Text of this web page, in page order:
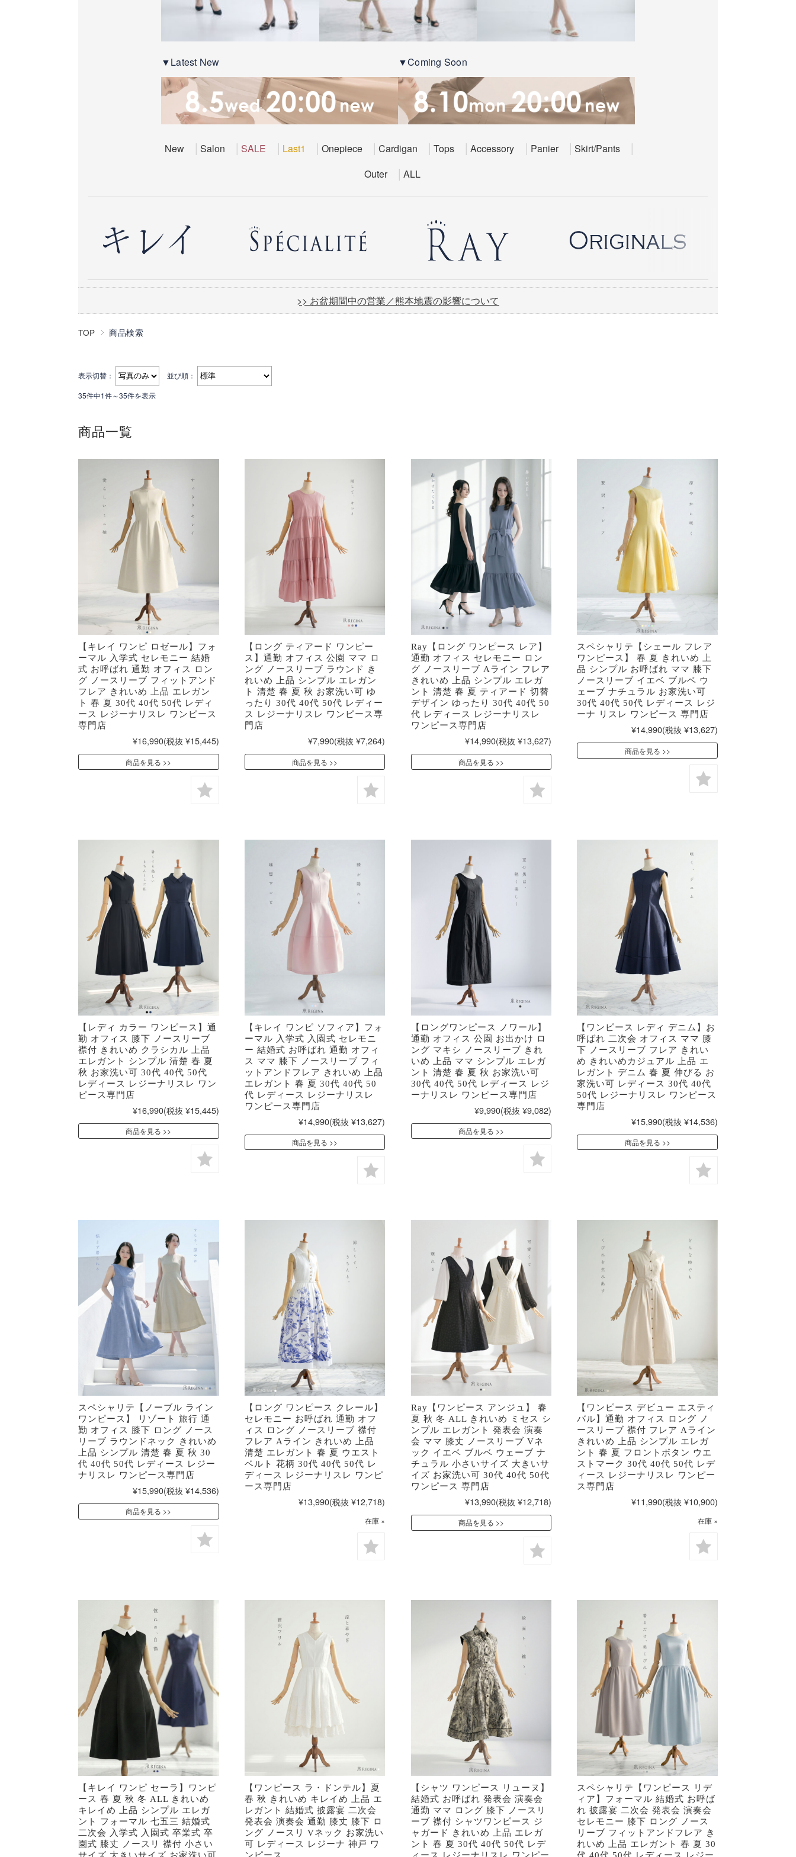
▼Latest New ▼Coming Soon
New Salon SALE Last1 Onepiece Cardigan Tops Accessory Panier
Skirt/Pants
Outer
ALL
>> お盆期間中の営業／熊本地震の影響について
TOP 商品検索
表示切替：
並び順：
35件中1件～35件を表示
商品一覧
【キレイ ワンピ ロゼール】フォ
ーマル 入学式 セレモニー 結婚
式 お呼ばれ 通勤 オフィス ロン
グ ノースリーブ フィットアンド
フレア きれいめ 上品 エレガン
ト 春 夏 30代 40代 50代 レディ
ース レジーナリスレ ワンピース
専門店
¥16,990(税抜 ¥15,445)
商品を見る
【ロング ティアード ワンピー
ス】通勤 オフィス 公園 ママ ロ
ング ノースリーブ ラウンド き
れいめ 上品 シンプル エレガン
ト 清楚 春 夏 秋 お家洗い可 ゆ
ったり 30代 40代 50代 レディー
ス レジーナリスレ ワンピース専
門店
¥7,990(税抜 ¥7,264)
商品を見る
Ray【ロング ワンピース レア】
通勤 オフィス セレモニー ロン
グ ノースリーブ Aライン フレア
きれいめ 上品 シンプル エレガ
ント 清楚 春 夏 ティアード 切替
デザイン ゆったり 30代 40代 50
代 レディース レジーナリスレ
ワンピース専門店
¥14,990(税抜 ¥13,627)
商品を見る
スペシャリテ【シェール フレア
ワンピース】 春 夏 きれいめ 上
品 シンプル お呼ばれ ママ 膝下
ノースリーブ イエベ ブルベ ウ
ェーブ ナチュラル お家洗い可
30代 40代 50代 レディース レジ
ーナ リスレ ワンピース 専門店
¥14,990(税抜 ¥13,627)
商品を見る
【レディ カラー ワンピース】通
勤 オフィス 膝下 ノースリーブ
襟付 きれいめ クラシカル 上品
エレガント シンプル 清楚 春 夏
秋 お家洗い可 30代 40代 50代
レディース レジーナリスレ ワン
ピース専門店
¥16,990(税抜 ¥15,445)
商品を見る
【キレイ ワンピ ソフィア】フォ
ーマル 入学式 入園式 セレモニ
ー 結婚式 お呼ばれ 通勤 オフィ
ス ママ 膝下 ノースリーブ フィ
ットアンドフレア きれいめ 上品
エレガント 春 夏 30代 40代 50
代 レディース レジーナリスレ
ワンピース専門店
¥14,990(税抜 ¥13,627)
商品を見る
【ロングワンピース ノワール】
通勤 オフィス 公園 お出かけ ロ
ング マキシ ノースリーブ きれ
いめ 上品 ママ シンプル エレガ
ント 清楚 春 夏 秋 お家洗い可
30代 40代 50代 レディース レジ
ーナリスレ ワンピース専門店
¥9,990(税抜 ¥9,082)
商品を見る
【ワンピース レディ デニム】お
呼ばれ 二次会 オフィス ママ 膝
下 ノースリーブ フレア きれい
め きれいめカジュアル 上品 エ
レガント デニム 春 夏 伸びる お
家洗い可 レディース 30代 40代
50代 レジーナリスレ ワンピース
専門店
¥15,990(税抜 ¥14,536)
商品を見る
スペシャリテ【ノーブル ライン
ワンピース】 リゾート 旅行 通
勤 オフィス 膝下 ロング ノース
リーブ ラウンドネック きれいめ
上品 シンプル 清楚 春 夏 秋 30
代 40代 50代 レディース レジー
ナリスレ ワンピース専門店
¥15,990(税抜 ¥14,536)
商品を見る
【ロング ワンピース クレール】
セレモニー お呼ばれ 通勤 オフ
ィス ロング ノースリーブ 襟付
フレア Aライン きれいめ 上品
清楚 エレガント 春 夏 ウエスト
ベルト 花柄 30代 40代 50代 レ
ディース レジーナリスレ ワンピ
ース専門店
¥13,990(税抜 ¥12,718)
在庫 ×
Ray【ワンピース アンジュ】 春
夏 秋 冬 ALL きれいめ ミセス シ
ンプル エレガント 発表会 演奏
会 ママ 膝丈 ノースリーブ Vネ
ック イエベ ブルベ ウェーブ ナ
チュラル 小さいサイズ 大きいサ
イズ お家洗い可 30代 40代 50代
ワンピース 専門店
¥13,990(税抜 ¥12,718)
商品を見る
【ワンピース デビュー エスティ
バル】通勤 オフィス ロング ノ
ースリーブ 襟付 フレア Aライン
きれいめ 上品 シンプル エレガ
ント 春 夏 フロントボタン ウエ
ストマーク 30代 40代 50代 レデ
ィース レジーナリスレ ワンピー
ス専門店
¥11,990(税抜 ¥10,900)
在庫 ×
【キレイ ワンピ セーラ】ワンピ
ース 春 夏 秋 冬 ALL きれいめ
キレイめ 上品 シンプル エレガ
ント フォーマル 七五三 結婚式
二次会 入学式 入園式 卒業式 卒
園式 膝丈 ノースリ 襟付 小さい
サイズ 大きいサイズ お家洗い可
【ワンピース ラ・ドンテル】夏
春 秋 きれいめ キレイめ 上品 エ
レガント 結婚式 披露宴 二次会
発表会 演奏会 通勤 膝丈 膝下 ロ
ング ノースリ Vネック お家洗い
可 レディース レジーナ 神戸 ワ
ンピース
【シャツ ワンピース リューヌ】
結婚式 お呼ばれ 発表会 演奏会
通勤 ママ ロング 膝下 ノースリ
ーブ 襟付 シャツワンピース ジ
ャガード きれいめ 上品 エレガ
ント 春 夏 30代 40代 50代 レデ
ィース レジーナリスレ ワンピー
スペシャリテ【ワンピース リデ
ィア】フォーマル 結婚式 お呼ば
れ 披露宴 二次会 発表会 演奏会
セレモニー 膝下 ロング ノース
リーブ フィットアンドフレア き
れいめ 上品 エレガント 春 夏 30
代 40代 50代 レディース レジー